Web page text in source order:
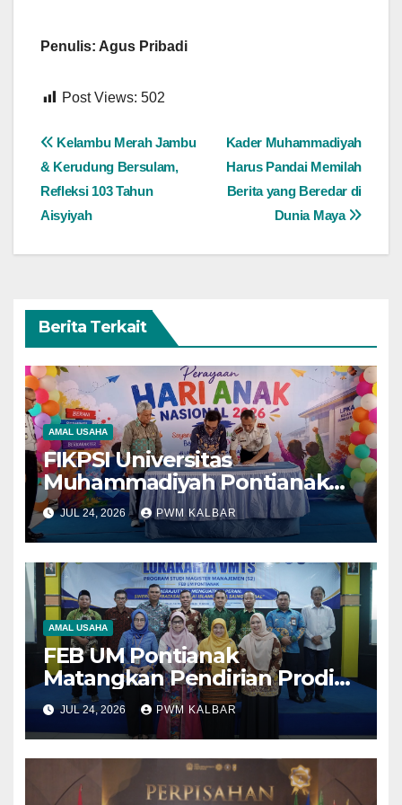
Penulis: Agus Pribadi
Post Views: 502
Navigasi
pos
Kader Muhammadiyah
Harus Pandai Memilah
Berita yang Beredar di
Dunia Maya
Kelambu Merah Jambu
& Kerudung Bersulam,
Refleksi 103 Tahun
Aisyiyah
Berita Terkait
AMAL USAHA
FIKPSI Universitas
Muhammadiyah Pontianak
Dukung Pemenuhan Hak
Anak yang sedang Jalani
Pembinaan Khusus
JUL 24, 2026 PWM KALBAR
AMAL USAHA
FEB UM Pontianak
Matangkan Pendirian Prodi
Magister Manajemen,
Libatkan Berbagai
Pemangku Kepentingan
Susun Visi dan Misi
JUL 24, 2026 PWM KALBAR